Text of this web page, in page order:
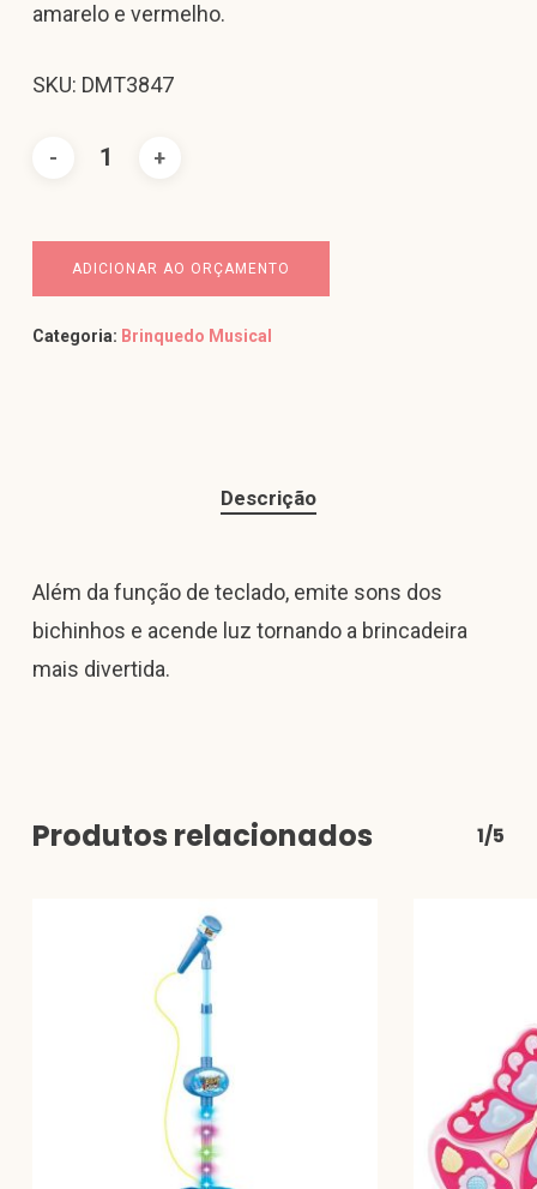
amarelo e vermelho.
SKU: DMT3847
ADICIONAR AO ORÇAMENTO
Categoria: Brinquedo Musical
Descrição
Além da função de teclado, emite sons dos
bichinhos e acende luz tornando a brincadeira
mais divertida.
Produtos relacionados 1/5